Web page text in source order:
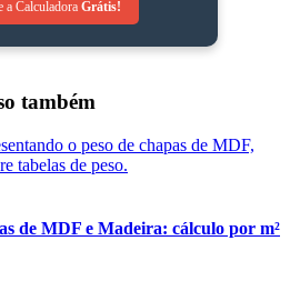
a Calculadora Grátis!
também
de MDF e Madeira: cálculo por m²